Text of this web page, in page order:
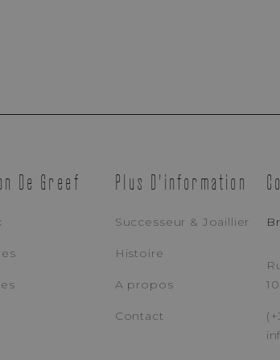
Boutique Bruxelles
ADRESSE E-MAIL
De Greef Plus D'information
Successeur & Joaillier
Histoire
A propos
Contact